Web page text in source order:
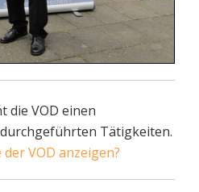
die VOD einen
Tätigkeiten.
VOD anzeigen?